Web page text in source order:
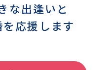
な出逢いと
応援します